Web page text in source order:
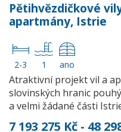
Pětihvězdičkové
apartmány, Istrie
2-3 1 ano
Atraktivní projekt vil a
slovinských hranic
a velmi žádané části
7 193 275 Kč - 48